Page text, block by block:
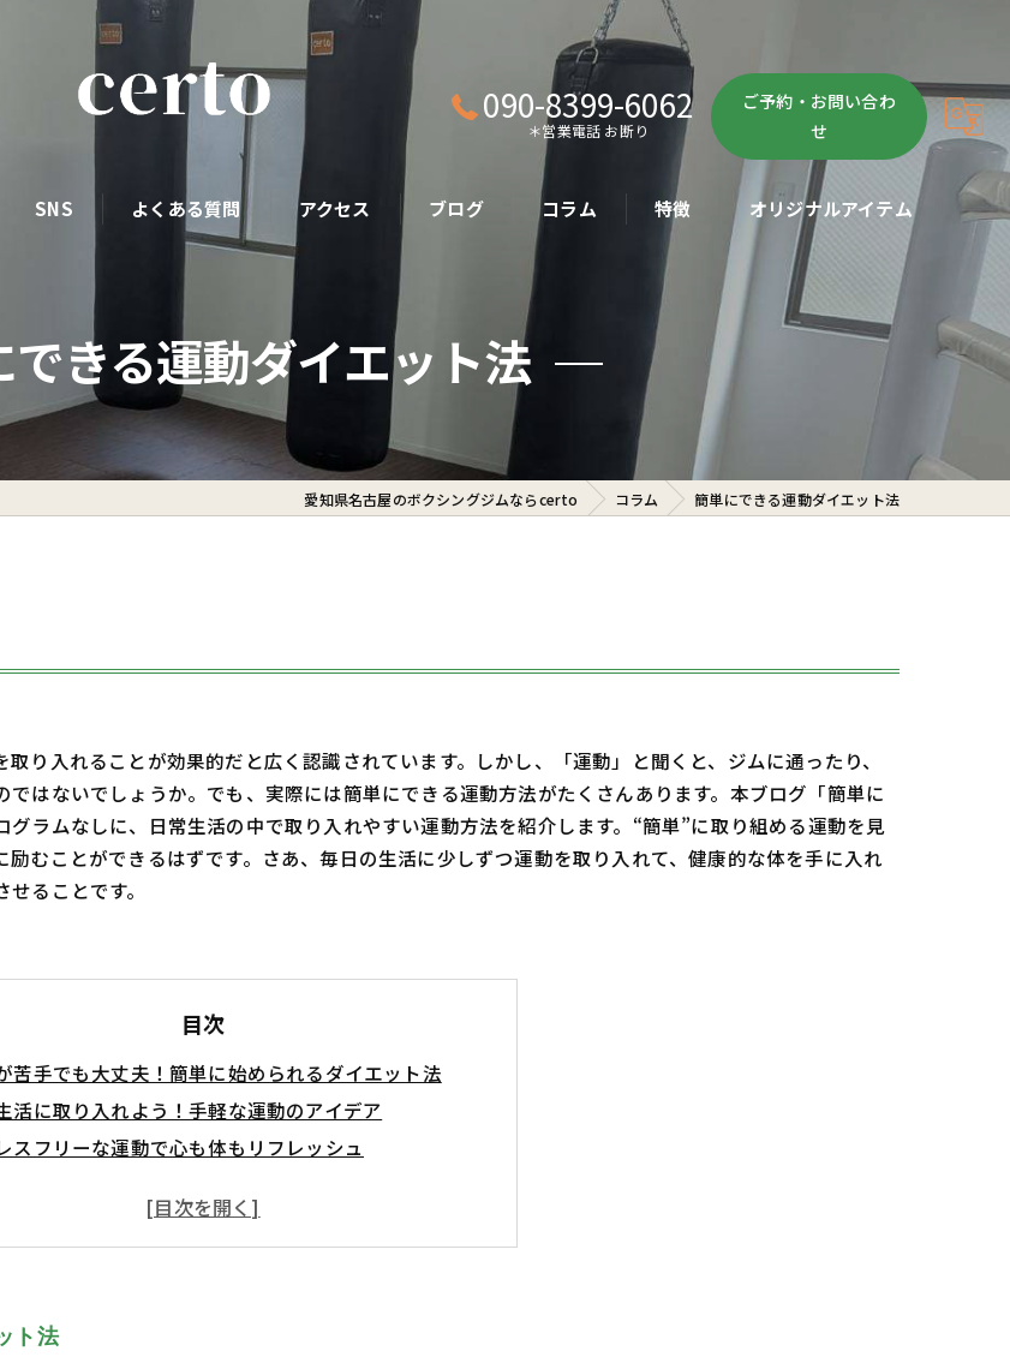
090-8399-6062
＊営業電話 お断り
ご予約・お問い合わ
せ
SNS よくある質問 アクセス ブログ コラム 特徴
ボクササイズ
パーソナル
ボディメイク
初心者
ダイエット
オリジナルアイテム
できる運動ダイエット法
愛知県名古屋のボクシングジムならcerto コラム 簡単にできる運動ダイエット法
り入れることが効果的だと広く認識されています。しかし、「運動」と聞くと、ジムに通ったり、
はないでしょうか。でも、実際には簡単にできる運動方法がたくさんあります。本ブログ「簡単に
ラムなしに、日常生活の中で取り入れやすい運動方法を紹介します。“簡単”に取り組める運動を見
むことができるはずです。さあ、毎日の生活に少しずつ運動を取り入れて、健康的な体を手に入れ
ることです。
目次
苦手でも大丈夫！簡単に始められるダイエット法
活に取り入れよう！手軽な運動のアイデア
スフリーな運動で心も体もリフレッシュ
く続けるためのコツ！運動習慣を身につけよう
ト法